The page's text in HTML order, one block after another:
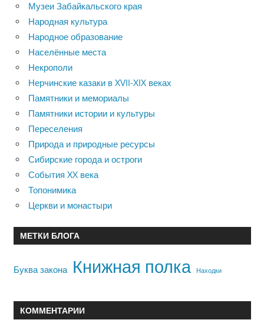
Музеи Забайкальского края
Народная культура
Народное образование
Населённые места
Некрополи
Нерчинские казаки в XVII-XIX веках
Памятники и мемориалы
Памятники истории и культуры
Переселения
Природа и природные ресурсы
Сибирские города и остроги
События XX века
Топонимика
Церкви и монастыри
МЕТКИ БЛОГА
Буква закона Книжная полка Находки
КОММЕНТАРИИ